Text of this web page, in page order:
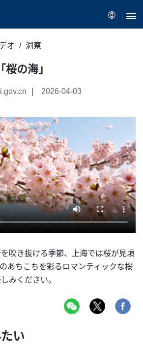
オ 洞察
の海」
2026-04-03
吹き抜ける季節、上海では桜が見頃
あちこちを彩るロマンティックな桜
みください。
い